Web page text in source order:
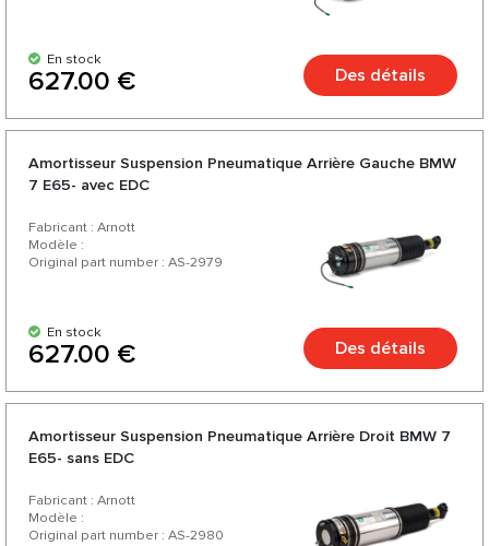
En stock
627.00 € Des détails
Amortisseur Suspension Pneumatique Arrière Gauche BMW
7 E65- avec EDC
Fabricant : Arnott
Modèle :
Original part number : AS-2979
En stock
627.00 € Des détails
Amortisseur Suspension Pneumatique Arrière Droit BMW 7
E65- sans EDC
Fabricant : Arnott
Modèle :
Original part number : AS-2980